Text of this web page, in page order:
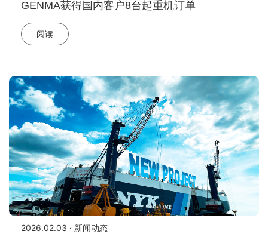
GENMA获得国内客户8台起重机订单
阅读
2026.02.03 · 新闻动态